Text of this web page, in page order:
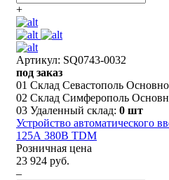
+
Артикул: SQ0743-0032
под заказ
01 Склад Севастополь
02 Склад Симферополь
03 Удаленный склад: 0 шт
Устройство автоматического
125А 380В TDM
Розничная цена
23 924 руб.
–